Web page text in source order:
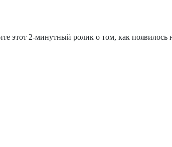
этот 2-минутный ролик о том, как появилось